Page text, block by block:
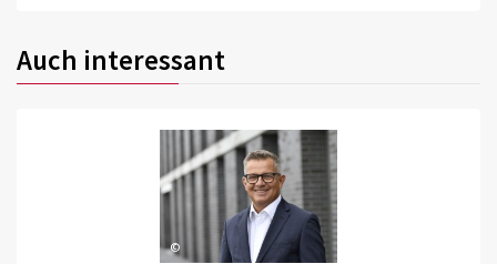
Auch interessant
©